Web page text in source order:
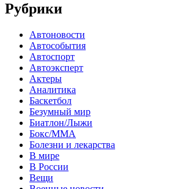
Рубрики
Автоновости
Автособытия
Автоспорт
Автоэксперт
Актеры
Аналитика
Баскетбол
Безумный мир
Биатлон/Лыжи
Бокс/MMA
Болезни и лекарства
В мире
В России
Вещи